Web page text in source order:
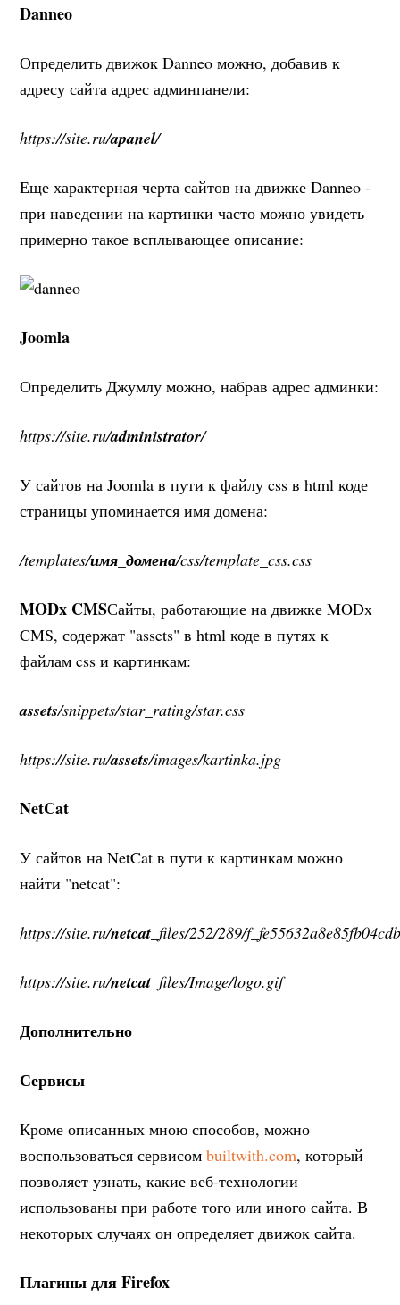
Danneo
Определить движок Danneo можно, добавив к
адресу сайта адрес админпанели:
https://site.ru/apanel/
Еще характерная черта сайтов на движке Danneo -
при наведении на картинки часто можно увидеть
примерно такое всплывающее описание:
Joomla
Определить Джумлу можно, набрав адрес админки:
https://site.ru/administrator/
У сайтов на Joomla в пути к файлу css в html коде
страницы упоминается имя домена:
/templates/имя_домена/css/template_css.css
MODx CMSСайты, работающие на движке MODx
CMS, содержат "assets" в html коде в путях к
файлам css и картинкам:
assets/snippets/star_rating/star.css
https://site.ru/assets/images/kartinka.jpg
NetCat
У сайтов на NetCat в пути к картинкам можно
найти "netcat":
https://site.ru/netcat _files/252/289/
https://site.ru/netcat _files/Image/logo.gif
Дополнительно
Сервисы
Кроме описанных мною способов, можно
воспользоваться сервисомbuiltwith.com, который
позволяет узнать, какие веб-технологии
использованы при работе того или иного сайта. В
некоторых случаях он определяет движок сайта.
Плагины для Firefox